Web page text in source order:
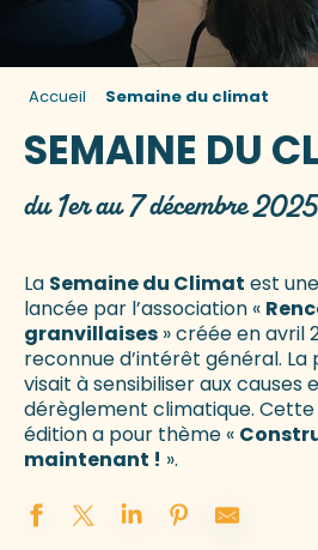
Accueil Semaine du climat
SEMAINE DU
du 1er au 7 décembre 2025
La Semaine du Climat est
lancée par l’association «
granvillaises » créée en avril
reconnue d’intérêt général.
visait à sensibiliser aux causes
dérèglement climatique.
édition a pour thème «
maintenant ! ».